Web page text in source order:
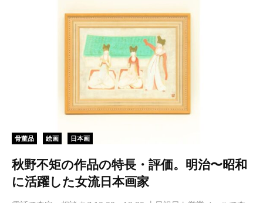
骨董品 絵画 日本画
秋野不矩の作品の特長・評価。明治〜昭和
に活躍した女流日本画家